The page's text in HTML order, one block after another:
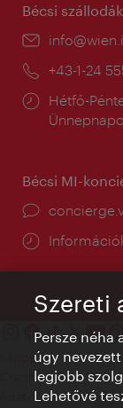
Bécsi
E-
Telefon:
+43-1-24
Nyitva
tartás:
Hétfő-
Bécsi MI-
Kapcsolat
Credits
Adatvédelmi
Szereti
Persze néha
úgy
legjobb
Lehetővé